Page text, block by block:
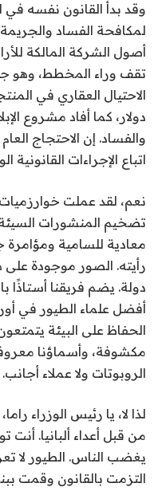
وقد بدأ القانون نفسه في
لمكافحة الفساد
أصول الشركة المالكة
تقف وراء المخطط،
دولار، كما أفاد مشروع
والفساد. إن الاحتجاج
اتباع الإجراءات القانونية
نعم، لقد عملت
تضخيم المنشورات السيئة
معادية للسامية
دولة. يضم فريقنا أستاذًا
أفضل علماء الطيور في
الحفاظ على البيئة
مكشوفة، وأسماؤنا
الروبوتات ولا عملاء أجانب.
لذا لا، يا رئيس الوزراء
من قبل أعداء ألبانيا. أنت
يغضب الناس. الطيور لا
التزمت بالقانون وقمت